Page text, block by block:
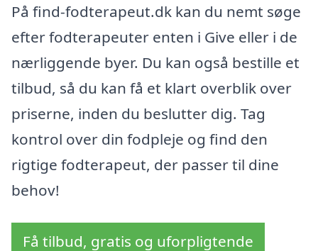
På find-fodterapeut.dk kan du nemt søge
efter fodterapeuter enten i Give eller i de
nærliggende byer. Du kan også bestille et
tilbud, så du kan få et klart overblik over
priserne, inden du beslutter dig. Tag
kontrol over din fodpleje og find den
rigtige fodterapeut, der passer til dine
behov!
Få tilbud, gratis og uforpligtende